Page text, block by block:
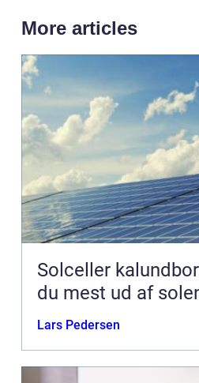
More articles
Solceller kalundborg sådan
du mest ud af
Lars Pedersen